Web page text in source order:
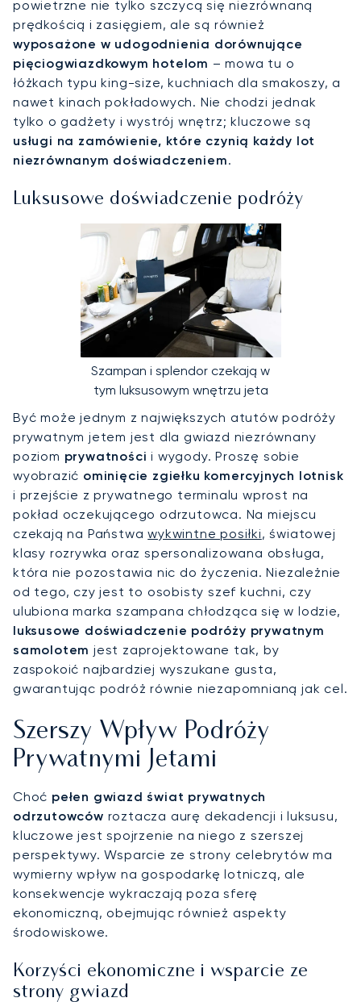
powietrzne nie tylko szczycą się niezrównaną
prędkością i zasięgiem, ale są również
wyposażone w udogodnienia dorównujące
pięciogwiazdkowym hotelom – mowa tu o
łóżkach typu king-size, kuchniach dla smakoszy, a
nawet kinach pokładowych. Nie chodzi jednak
tylko o gadżety i wystrój wnętrz; kluczowe są
usługi na zamówienie, które czynią każdy lot
niezrównanym doświadczeniem.
Luksusowe doświadczenie podróży
Szampan i splendor czekają w
tym luksusowym wnętrzu jeta
Być może jednym z największych atutów podróży
prywatnym jetem jest dla gwiazd niezrównany
poziom prywatności i wygody. Proszę sobie
wyobrazić ominięcie zgiełku komercyjnych lotnisk
i przejście z prywatnego terminalu wprost na
pokład oczekującego odrzutowca. Na miejscu
czekają na Państwawykwintne posiłki, światowej
klasy rozrywka oraz spersonalizowana obsługa,
która nie pozostawia nic do życzenia. Niezależnie
od tego, czy jest to osobisty szef kuchni, czy
ulubiona marka szampana chłodząca się w lodzie,
luksusowe doświadczenie podróży prywatnym
samolotem jest zaprojektowane tak, by
zaspokoić najbardziej wyszukane gusta,
gwarantując podróż równie niezapomnianą jak cel.
Szerszy Wpływ Podróży
Prywatnymi Jetami
Choć pełen gwiazd świat prywatnych
odrzutowców roztacza aurę dekadencji i luksusu,
kluczowe jest spojrzenie na niego z szerszej
perspektywy. Wsparcie ze strony celebrytów ma
wymierny wpływ na gospodarkę lotniczą, ale
konsekwencje wykraczają poza sferę
ekonomiczną, obejmując również aspekty
środowiskowe.
Korzyści ekonomiczne i wsparcie ze
strony gwiazd